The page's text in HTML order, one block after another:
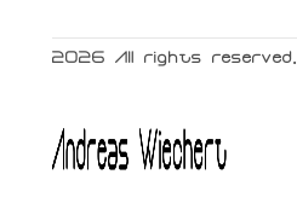
2026 All rights reserved.